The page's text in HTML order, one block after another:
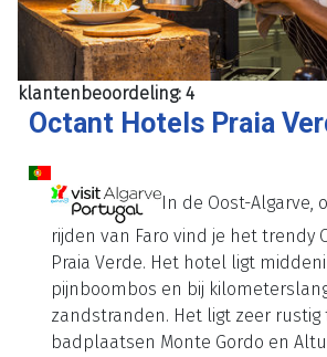
klantenbeoordeling: 4
Octant Hotels Praia
In de Oost-Algarve,
rijden van Faro vind je het trendy
Praia Verde. Het hotel ligt
pijnboombos en bij
zandstranden. Het ligt zeer rustig
badplaatsen Monte Gordo en